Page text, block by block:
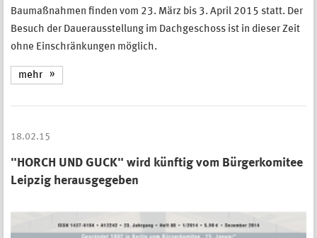
Baumaßnahmen finden vom 23. März bis 3. April 2015 statt. Der
Besuch der Dauerausstellung im Dachgeschoss ist in dieser Zeit
ohne Einschränkungen möglich.
mehr
18.02.15
"HORCH UND GUCK" wird künftig vom Bürgerkomitee
Leipzig herausgegeben